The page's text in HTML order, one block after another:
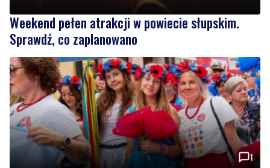
1
Kolorowy korowód, muzyka i regionalne smaki.
Nadchodzi Święto Kociewia